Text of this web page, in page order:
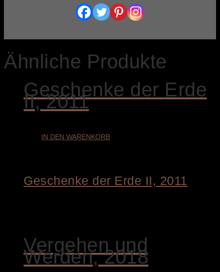
Ähnliche Produkte
Geschenke der Erde
II, 2011
IN DEN WARENKORB
Geschenke der Erde II, 2011
Vergehen und
Werden, 2018